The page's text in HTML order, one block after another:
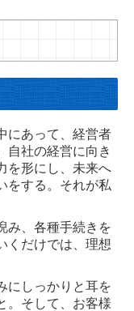
にあって、経営者
自社の経営に向き
を形にし、未来へ
をする。それが私
み、各種手続きを
くだけでは、理想
にしっかりと耳を
。そして、お客様